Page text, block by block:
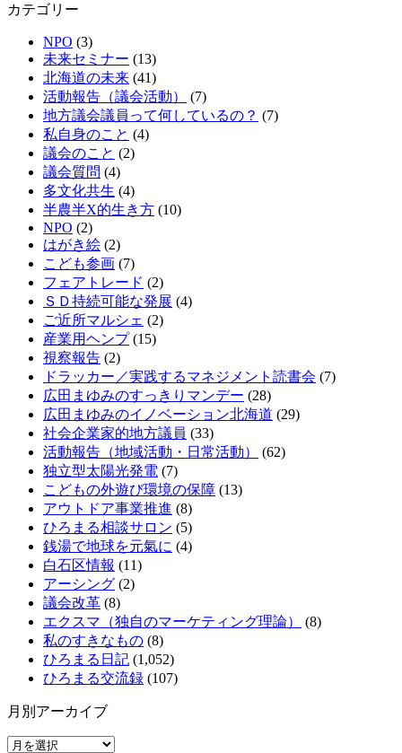
カテゴリー
NPO (3)
未来セミナー (13)
北海道の未来 (41)
活動報告（議会活動）
(7)
地方議会議員って何しているの？ (7)
私自身のこと (4)
議会のこと (2)
議会質問 (4)
多文化共生 (4)
半農半X的生き方 (10)
NPO (2)
はがき絵 (2)
こども参画 (7)
フェアトレード (2)
ＳＤ持続可能な発展 (4)
ご近所マルシェ (2)
産業用ヘンプ(15)
視察報告 (2)
ドラッカー／実践するマネジメント読書会 (7)
広田まゆみのすっきりマンデー (28)
広田まゆみのイノベーション北海道 (29)
社会企業家的地方議員 (33)
活動報告（地域活動・日常活動）
(62)
独立型太陽光発電 (7)
こどもの外遊び環境の保障 (13)
アウトドア事業推進 (8)
ひろまる相談サロン (5)
銭湯で地球を元氣に (4)
白石区情報 (11)
アーシング (2)
議会改革 (8)
エクスマ（独自のマーケティング理論）
(8)
私のすきなもの (8)
ひろまる日記 (1,052)
ひろまる交流録 (107)
月別アーカイブ
月